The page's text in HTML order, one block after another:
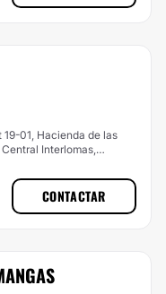
01, Hacienda de las
Interlomas,
CONTACTAR